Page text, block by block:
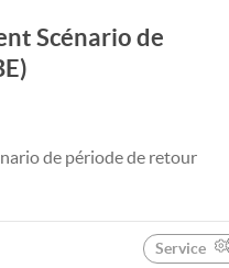
Scénario de
de période de retour
Service